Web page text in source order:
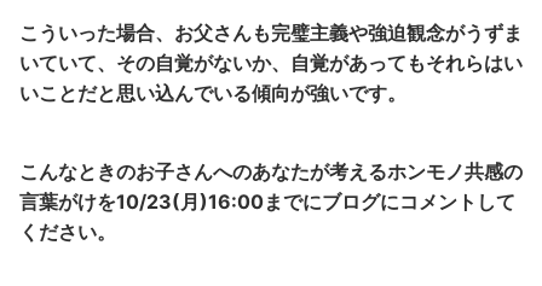
こういった場合、お父さんも完璧主義や強迫観念がうずま
いていて、その自覚がないか、自覚があってもそれらはい
いことだと思い込んでいる傾向が強いです。
こんなときのお子さんへのあなたが考えるホンモノ共感の
言葉がけを10/23(月)16:00までにブログにコメントして
ください。